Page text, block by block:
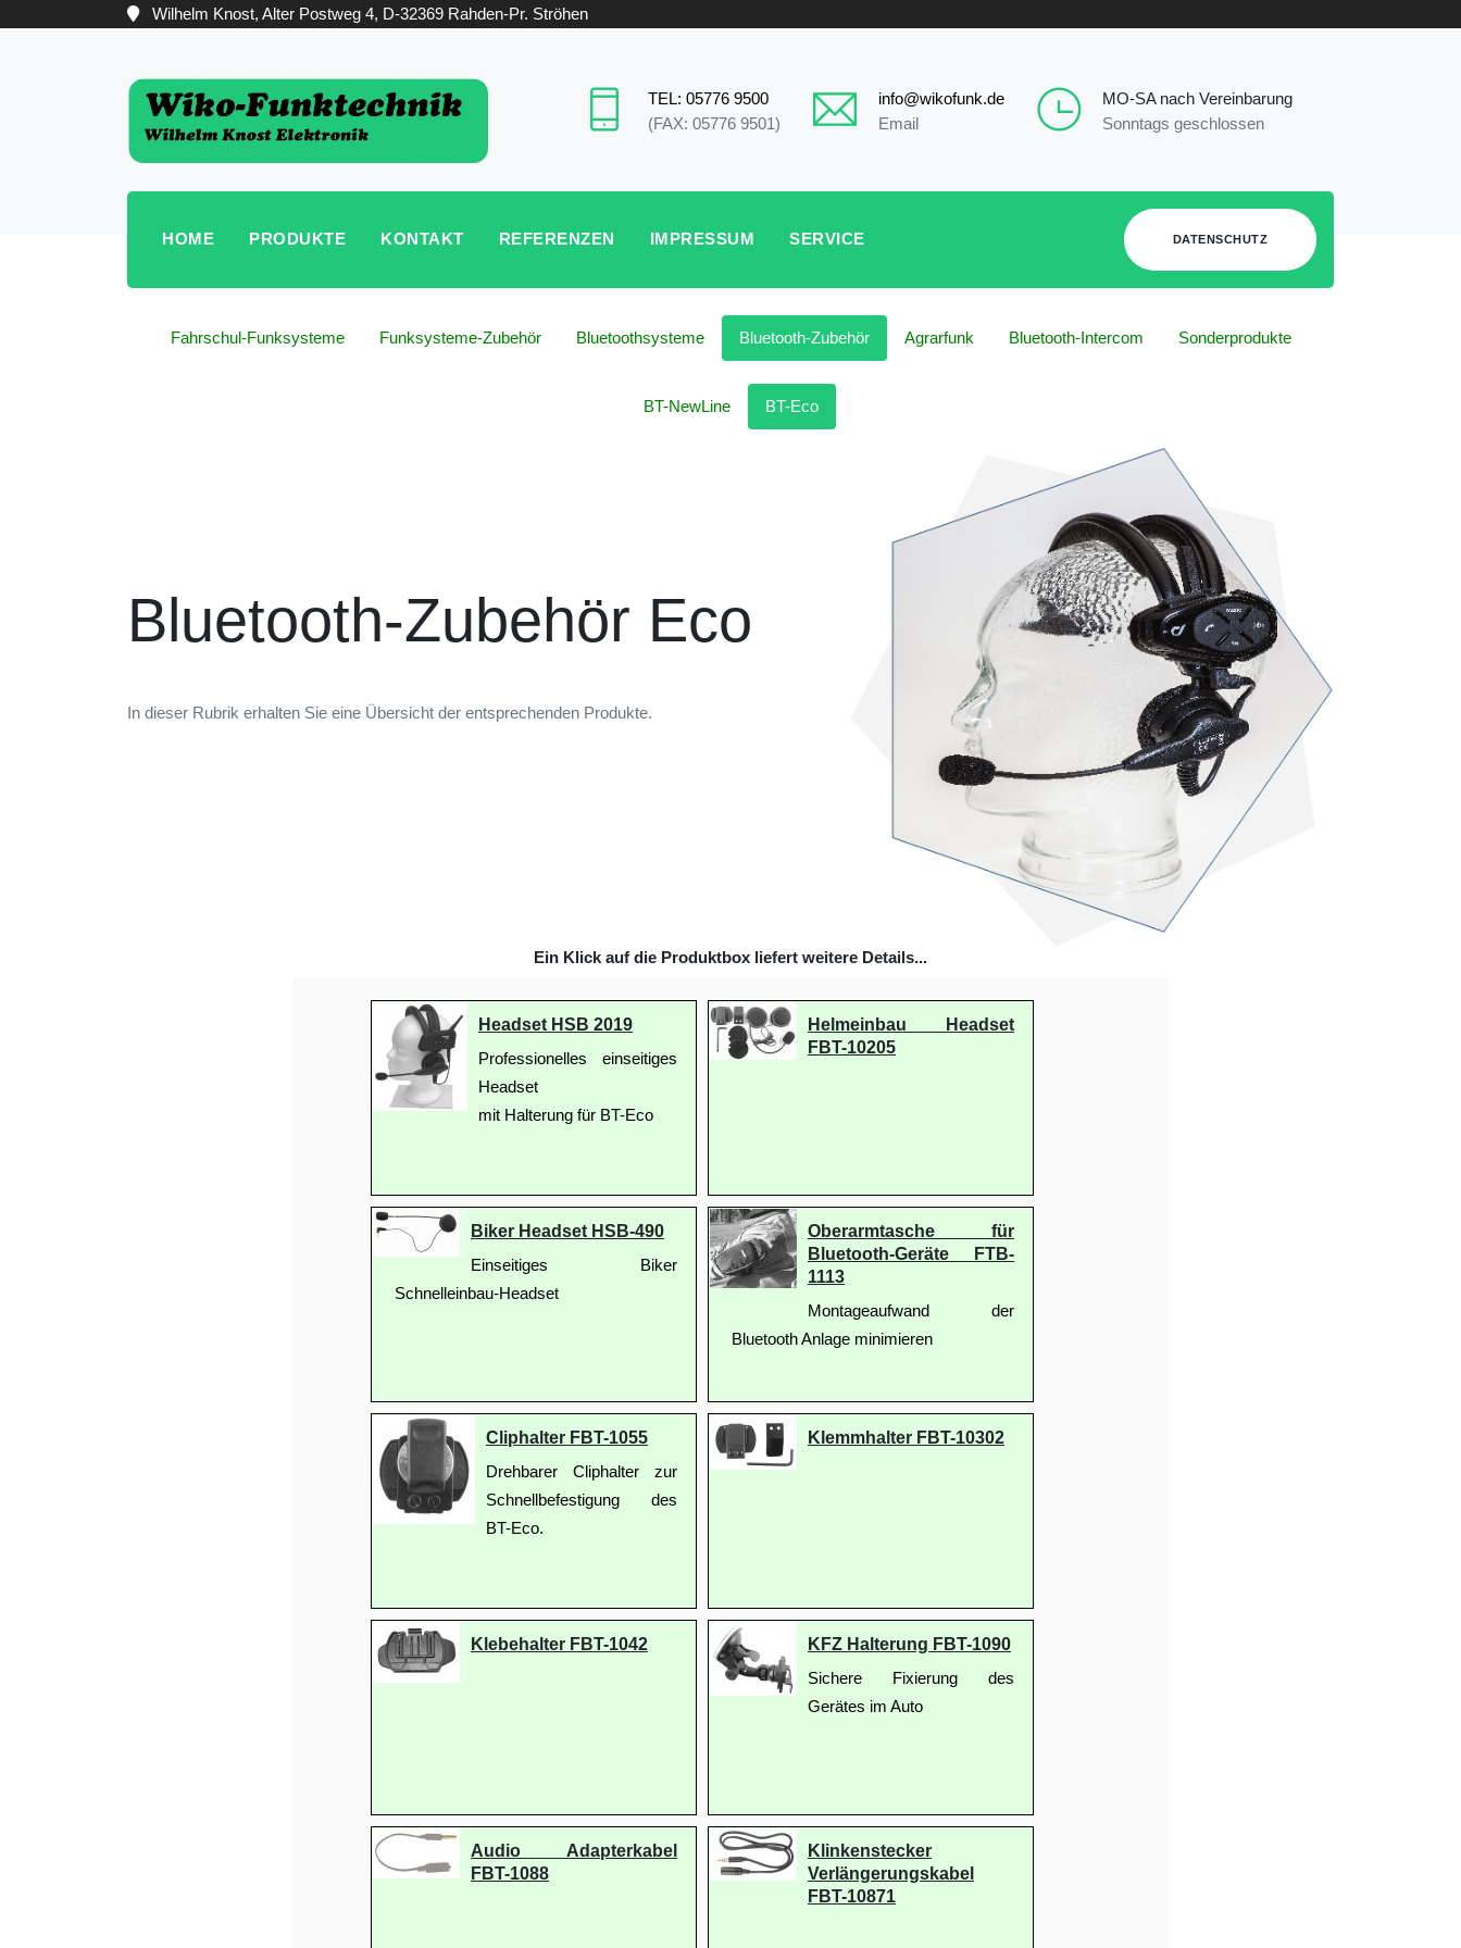
Wilhelm Knost, Alter Postweg 4, D-32369 Rahden-Pr. Ströhen
TEL: 05776 9500
(FAX: 05776 9501)
info@wikofunk.de
Email
MO-SA nach Vereinbarung
Sonntags geschlossen
HOME PRODUKTE KONTAKT REFERENZEN IMPRESSUM SERVICE DATENSCHUTZ
Fahrschul-Funksysteme Funksysteme-Zubehör Bluetoothsysteme Bluetooth-Zubehör Agrarfunk Bluetooth-Intercom Sonderprodukte
BT-NewLine BT-Eco
Bluetooth-Zubehör Eco
In dieser Rubrik erhalten Sie eine Übersicht der entsprechenden Produkte.
Ein Klick auf die Produktbox liefert weitere Details...
Headset HSB 2019
Professionelles einseitiges
Headset
mit Halterung für BT-Eco
Helmeinbau Headset
FBT-10205
Biker Headset HSB-490
Einseitiges Biker
Schnelleinbau-Headset
Oberarmtasche für
Bluetooth-Geräte FTB-
1113
Montageaufwand der
Bluetooth Anlage minimieren
Cliphalter FBT-1055
Drehbarer Cliphalter zur
Schnellbefestigung des
BT-Eco.
Klemmhalter FBT-10302
Klebehalter FBT-1042
KFZ Halterung FBT-1090
Sichere Fixierung des
Gerätes im Auto
Audio Adapterkabel
FBT-1088
Klinkenstecker
Verlängerungskabel
FBT-10871